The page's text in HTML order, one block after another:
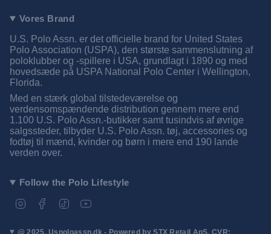
Vores Brand
U.S. Polo Assn. er det officielle brand for United States
Polo Association (USPA), den største sammenslutning af
poloklubber og -spillere i USA, grundlagt i 1890 og med
hovedsæde på USPA National Polo Center i Wellington,
Florida.
Med en stærk global tilstedeværelse og
verdensomspændende distribution gennem mere end
1.100 U.S. Polo Assn.-butikker samt tusindvis af øvrige
salgssteder, tilbyder U.S. Polo Assn. tøj, accessories og
fodtøj til mænd, kvinder og børn i mere end 190 lande
verden over.
Follow the Polo Lifestyle
t
e
T
T
@ 2025. Uspoloassn.dk - Powered by STX Retail ApS. CVR: